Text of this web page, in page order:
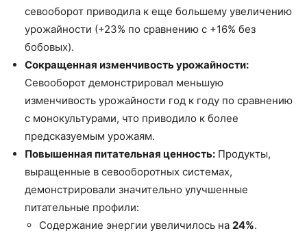
севооборот приводила к еще большему увеличению
урожайности (+23% по сравнению с +16% без
бобовых).
Сокращенная изменчивость урожайности:
Севооборот демонстрировал меньшую
изменчивость урожайности год к году по сравнению
с монокультурами, что приводило к более
предсказуемым урожаям.
Повышенная питательная ценность: Продукты,
выращенные в севооборотных системах,
демонстрировали значительно улучшенные
питательные профили:
Содержание энергии увеличилось на 24%.